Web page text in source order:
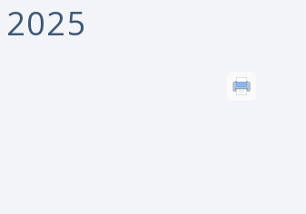
2025